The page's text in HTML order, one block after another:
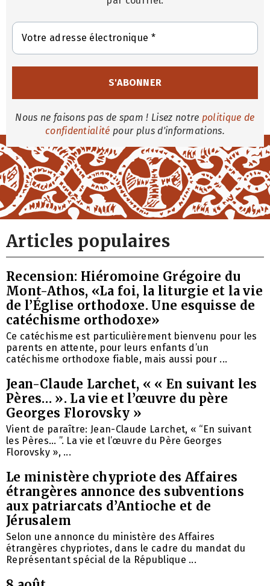
Nous ne faisons pas de spam ! Lisez notre politique de
confidentialité pour plus d'informations.
Articles populaires
Recension: Hiéromoine Grégoire du
Mont-Athos, «La foi, la liturgie et la vie
de l’Église orthodoxe. Une esquisse de
catéchisme orthodoxe»
Ce catéchisme est particulièrement bienvenu pour les
parents en attente, pour leurs enfants d’un
catéchisme orthodoxe fiable, mais aussi pour ...
Jean-Claude Larchet, « « En suivant les
Pères… ». La vie et l’œuvre du père
Georges Florovsky »
Vient de paraître: Jean-Claude Larchet, « “En suivant
les Pères… ”. La vie et l’œuvre du Père Georges
Florovsky », ...
Le ministère chypriote des Affaires
étrangères annonce des subventions
aux patriarcats d’Antioche et de
Jérusalem
Selon une annonce du ministère des Affaires
étrangères chypriotes, dans le cadre du mandat du
Représentant spécial de la République ...